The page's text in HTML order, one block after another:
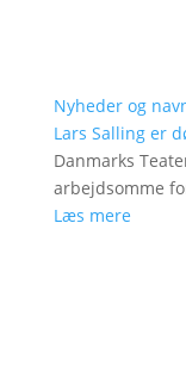
Nyheder og
Lars Salling er
Danmarks
arbejdsomme
Læs mere